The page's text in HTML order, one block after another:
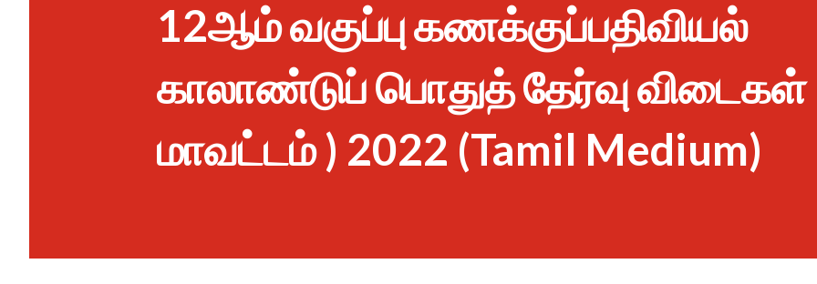
12ஆம் வகுப்பு கணக்குப்பதிவியல்
காலாண்டுப் பொதுத் தேர்வு விடைகள்
மாவட்டம் ) 2022 (Tamil Medium)